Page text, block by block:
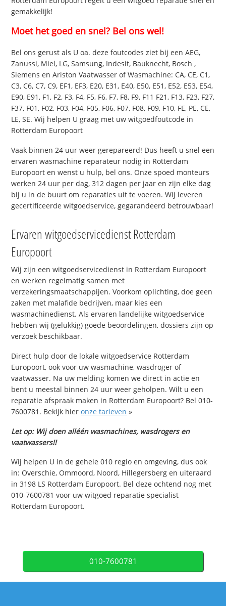
gemakkelijk!
Moet het goed en snel? Bel ons wel!
Bel ons gerust als U oa. deze foutcodes ziet bij een AEG,
Zanussi, Miel, LG, Samsung, Indesit, Bauknecht, Bosch ,
Siemens en Ariston Vaatwasser of Wasmachine: CA, CE, C1,
C3, C6, C7, C9, EF1, EF3, E20, E31, E40, E50, E51, E52, E53, E54,
E90, E91, F1, F2, F3, F4, F5, F6, F7, F8, F9, F11 F21, F13, F23, F27,
F37, F01, F02, F03, F04, F05, F06, F07, F08, F09, F10, FE, PE, CE,
LE, SE. Wij helpen U graag met uw witgoedfoutcode in
Rotterdam Europoort
Vaak binnen 24 uur weer gerepareerd! Dus heeft u snel een
ervaren wasmachine reparateur nodig in Rotterdam
Europoort en wenst u hulp, bel ons. Onze spoed monteurs
werken 24 uur per dag, 312 dagen per jaar en zijn elke dag
bij u in de buurt om reparaties uit te voeren. Wij leveren
gecertificeerde witgoedservice, gegarandeerd betrouwbaar!
Ervaren witgoedservicedienst Rotterdam
Europoort
Wij zijn een witgoedservicedienst in Rotterdam Europoort
en werken regelmatig samen met
verzekeringsmaatschappijen. Voorkom oplichting, doe geen
zaken met malafide bedrijven, maar kies een
wasmachinedienst. Als ervaren landelijke witgoedservice
hebben wij (gelukkig) goede beoordelingen, dossiers zijn op
verzoek beschikbaar.
Direct hulp door de lokale witgoedservice Rotterdam
Europoort, ook voor uw wasmachine, wasdroger of
vaatwasser. Na uw melding komen we direct in actie en
bent u meestal binnen 24 uur weer geholpen. Wilt u een
reparatie afspraak maken in Rotterdam Europoort? Bel 010-
7600781. Bekijk hieronze tarieven »
Let op: Wij doen alléén wasmachines, wasdrogers en
vaatwassers!!
Wij helpen U in de gehele 010 regio en omgeving, dus ook
in: Overschie, Ommoord, Noord, Hillegersberg en uiteraard
in 3198 LS Rotterdam Europoort. Bel deze ochtend nog met
010-7600781 voor uw witgoed reparatie specialist
Rotterdam Europoort.
010-7600781